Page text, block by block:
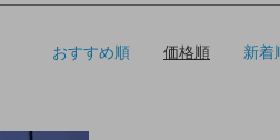
おすすめ順 価格順 新着